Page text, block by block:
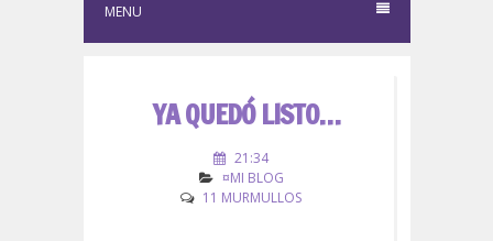
t
MENU
YA QUEDÓ LISTO…
21:34
¤MI BLOG
11 MURMULLOS